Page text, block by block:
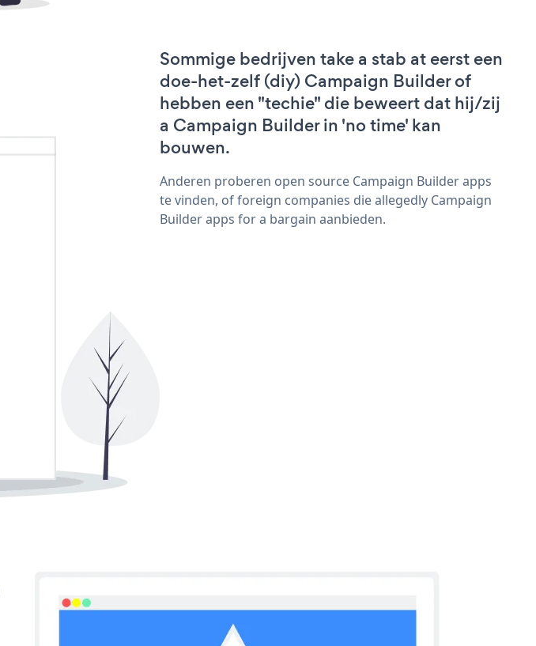
Sommige bedrijven take a stab at eerst een
doe-het-zelf (diy) Campaign Builder of
hebben een "techie" die beweert dat hij/zij
a Campaign Builder in 'no time' kan
bouwen.
Anderen proberen open source Campaign Builder apps
te vinden, of foreign companies die allegedly Campaign
Builder apps for a bargain aanbieden.